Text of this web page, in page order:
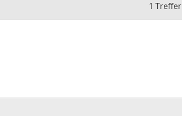
1 Treffer